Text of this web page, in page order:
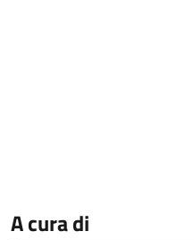
A cura di